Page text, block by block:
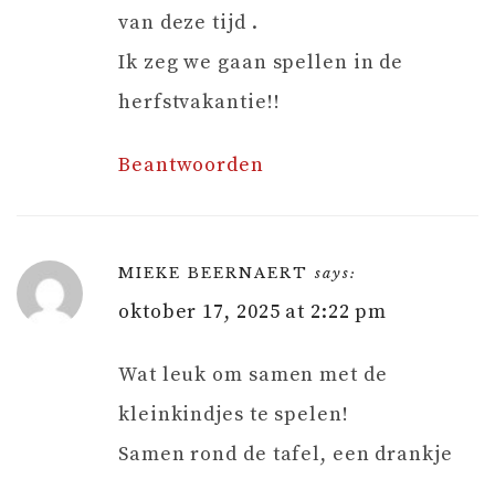
van deze tijd .
Ik zeg we gaan spellen in de
herfstvakantie!!
Beantwoorden
MIEKE BEERNAERT says:
oktober 17, 2025 at 2:22 pm
Wat leuk om samen met de
kleinkindjes te spelen!
Samen rond de tafel, een drankje